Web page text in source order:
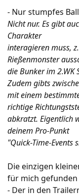
- Nur stumpfes
Nicht nur. Es gibt
Charakter
interagieren muss,
Rießenmonster
die Bunker im 2.WK
Zudem gibts
mit einem
richtige
abkratzt. Eigentlich
deinem Pro-Punkt
"Quick-Time-Events
Die einzigen
für mich gefunden
- Der in den